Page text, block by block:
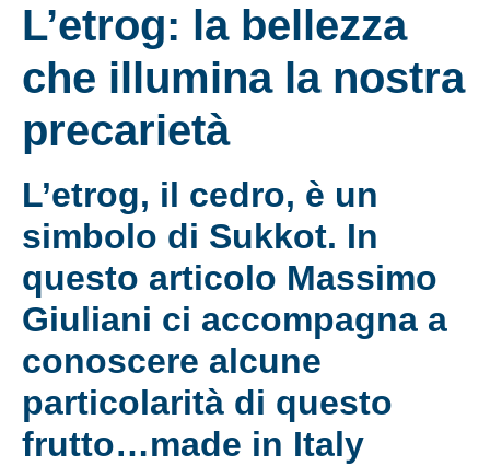
L’etrog: la bellezza
che illumina la nostra
precarietà
L’etrog, il cedro, è un
simbolo di Sukkot. In
questo articolo Massimo
Giuliani ci accompagna a
conoscere alcune
particolarità di questo
frutto…made in Italy